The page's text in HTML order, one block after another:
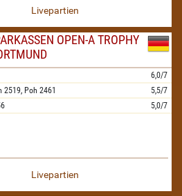
Livepartien
OPEN-A TROPHY
6,0/7
2519, Poh 2461
5,5/7
5,0/7
Livepartien